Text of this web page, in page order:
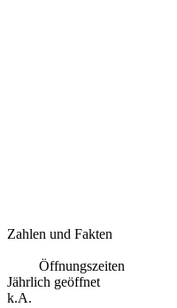
Zahlen und Fakten
Öffnungszeiten
Jährlich geöffnet
k.A.